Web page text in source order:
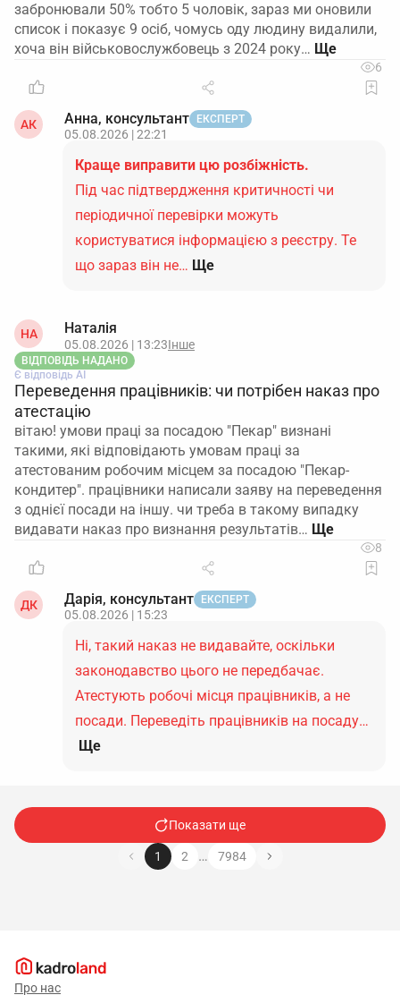
забронювали 50% тобто 5 чоловік, зараз ми оновили
список і показує 9 осіб, чомусь оду людину видалили,
хоча він військовослужбовець з 2024 року…
6
АК Анна, консультант ЕКСПЕРТ
05.08.2026 | 22:21
Краще виправити цю розбіжність.
Під час підтвердження критичності чи
періодичної перевірки можуть
користуватися інформацією з реєстру. Те
що зараз він не… Ще
НА Наталія
05.08.2026 | 13:23Інше
ВІДПОВІДЬ НАДАНО
Є відповідь АІ
Переведення працівників: чи потрібен наказ про
атестацію
вітаю! умови праці за посадою "Пекар" визнані
такими, які відповідають умовам праці за
атестованим робочим місцем за посадою "Пекар-
кондитер". працівники написали заяву на переведення
з однієї посади на іншу. чи треба в такому випадку
видавати наказ про визнання результатів…
8
ДК Дарія, консультант ЕКСПЕРТ
05.08.2026 | 15:23
Ні, такий наказ не видавайте, оскільки
законодавство цього не передбачає.
Атестують робочі місця працівників, а не
посади. Переведіть працівників на посаду…
Ще
Показати ще
1 2 … 7984
Про нас